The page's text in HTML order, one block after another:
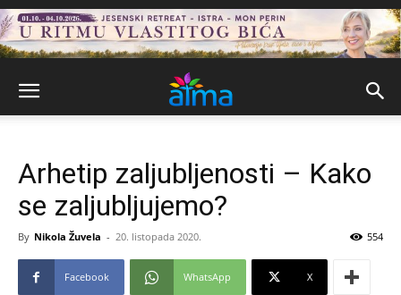
Arhetip zaljubljenosti – Kako
se zaljubljujemo?
By Nikola Žuvela - 20. listopada 2020. 554
Facebook WhatsApp X